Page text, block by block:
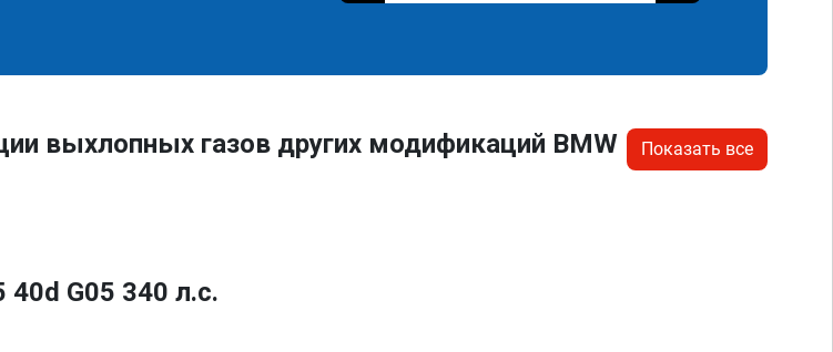
выхлопных газов других модификаций BMW
Показать все
G05 340 л.с.